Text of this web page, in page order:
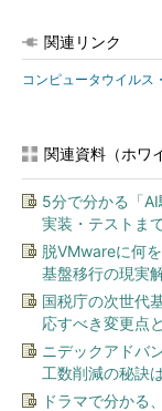
関連リンク
コンピュータウイルス
関連資料（ホワ
5分で分かる「
実装・テストま
脱VMwareに何
基盤移行の現実
国税庁の次世代
応すべき変更点
ニデックアドバ
工数削減の秘訣
ドラマで分かる